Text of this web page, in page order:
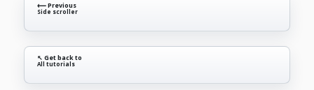
⟵ Previous
Side scroller
↖ Get back to
All tutorials